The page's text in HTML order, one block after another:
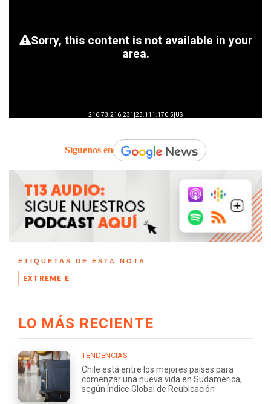
Síguenos en
ETIQUETAS DE ESTA NOTA
EXTREME E
LO MÁS RECIENTE
TENDENCIAS
Chile está entre los mejores países para
comenzar una nueva vida en Sudamérica,
según Índice Global de Reubicación